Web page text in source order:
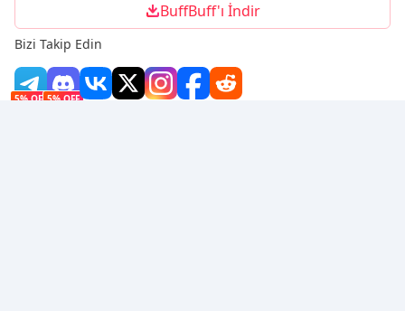
BuffBuff'ı İndir
Bizi Takip Edin
5% OFF5% OFF